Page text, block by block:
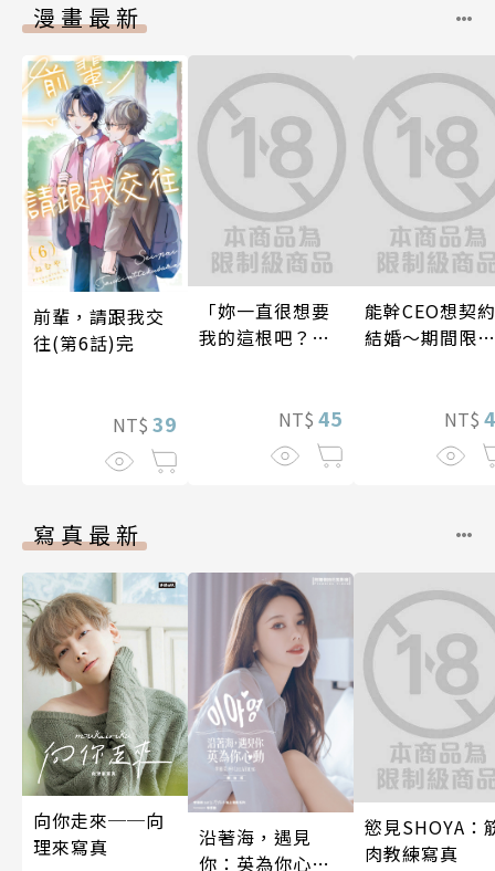
漫畫最新
前輩，請跟我交
往(第6話)完
NT$ 39
「妳一直很想要
我的這根吧？」
續絕頂升天一個
月(第15話)
NT$ 45
能幹CEO想契約
結婚～期間限定
NT$
寫真最新
向你走來──向
理來寫真
沿著海，遇見
你：英為你心動
慾見SHOYA：
肉教練寫真